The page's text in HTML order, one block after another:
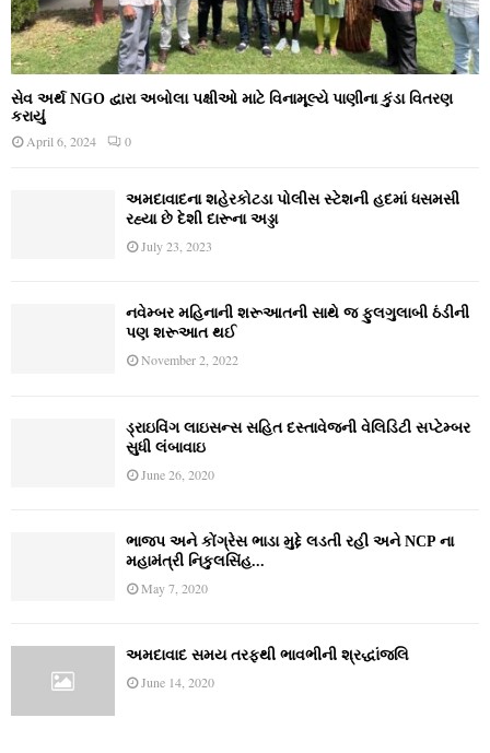
સેવ અર્થ NGO દ્વારા અબોલા પક્ષીઓ માટે વિનામૂલ્યે પાણીના કુંડા વિતરણ
કરાયું
April 6, 2024 0
અમદાવાદના શહેરકોટડા પોલીસ સ્ટેશની હદમાં ધસમસી
રહ્યા છે દેશી દારૂના અડ્ડા
July 23, 2023
નવેમ્‍બર મહિનાની શરૂઆતની સાથે જ ફુલગુલાબી ઠંડીની
પણ શરૂઆત થઈ
November 2, 2022
ડ્રાઇવિંગ લાઇસન્સ સહિત દસ્તાવેજની વેલિડિટી સપ્ટેમ્બર
સુધી લંબાવાઇ
June 26, 2020
ભાજપ અને કોંગ્રેસ ભાડા મુદ્દે લડતી રહી અને NCP ના
મહામંત્રી નિકુલસિંહ...
May 7, 2020
અમદાવાદ સમય તરફથી ભાવભીની શ્રદ્ધાંજલિ
June 14, 2020